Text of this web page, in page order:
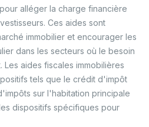
alléger la charge financière
Ces aides sont
immobilier et encourager les
dans les secteurs où le besoin
Les aides fiscales immobilières
tels que le crédit d'impôt
sur l'habitation principale
dispositifs spécifiques pour